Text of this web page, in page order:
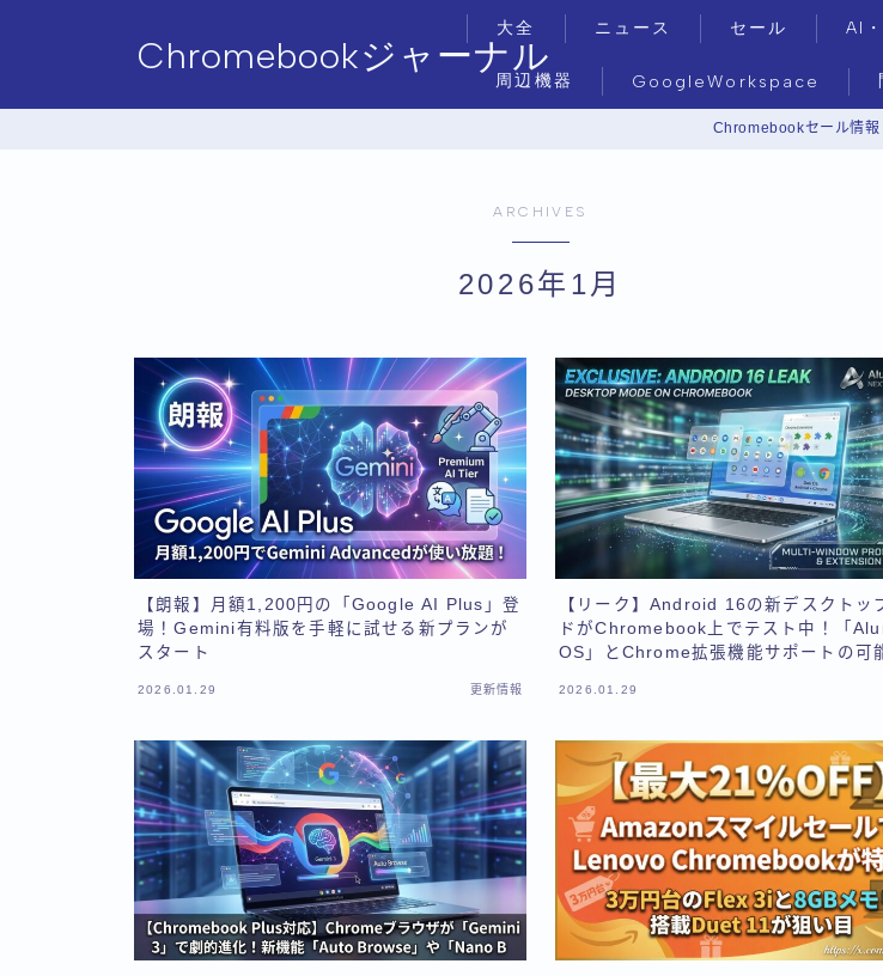
Chromebookジャーナル
大全 ニュース セール AI
周辺機器 GoogleWorkspace
Chromebookセール情報
ARCHIVES
2026年1月
【朗報】月額1,200円の「Google AI Plus」登
場！Gemini有料版を手軽に試せる新プランが
スタート
2026.01.29 更新情報
【リーク】Android 16の新デスクトッ
ドがChromebook上でテスト中！「
OS」とChrome拡張機能サポートの可
2026.01.29